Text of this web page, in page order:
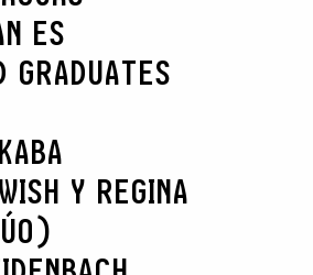
ES
GRADUATES
Y REGINA